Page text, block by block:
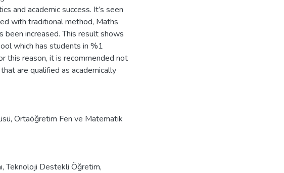
and academic success. It’s seen
with traditional method, Maths
been increased. This result shows
which has students in %1
this reason, it is recommended not
are qualified as academically
Ortaöğretim Fen ve Matematik
,Teknoloji Destekli Öğretim,